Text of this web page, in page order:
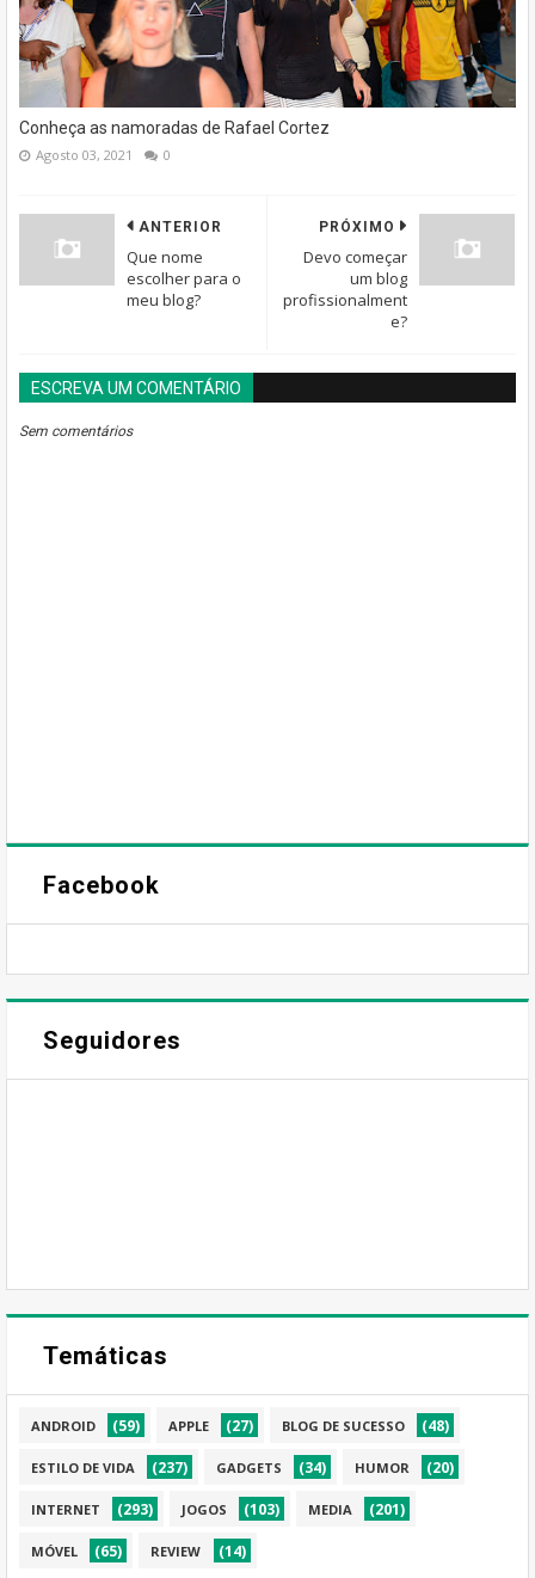
Conheça as namoradas de Rafael Cortez
Agosto 03, 2021 0
PRÓXIMO
Devo começar
um blog
profissionalment
e?
ANTERIOR
Que nome
escolher para o
meu blog?
ESCREVA UM COMENTÁRIO
Sem comentários
Facebook
Seguidores
Temáticas
ANDROID (59) APPLE (27) BLOG DE SUCESSO (48)
ESTILO DE VIDA (237) GADGETS (34) HUMOR (20)
INTERNET (293) JOGOS (103) MEDIA (201)
MÓVEL (65) REVIEW (14)